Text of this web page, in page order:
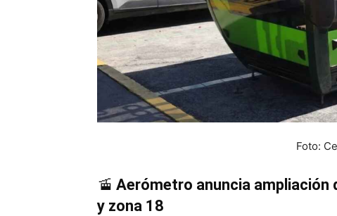
Foto:
🚡 Aerómetro anuncia ampliación
y zona 18